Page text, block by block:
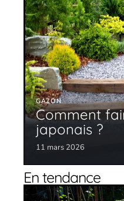
GAZON
Comment
japonais ?
11 mars 2026
En tendance